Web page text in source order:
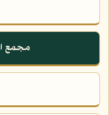
مجمع